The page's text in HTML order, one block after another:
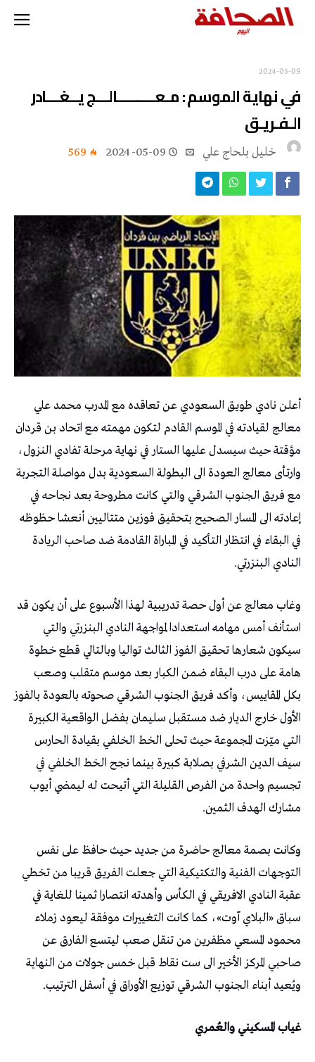
2024-05-09
في نهاية الموسم : مـعـــــــــالـــج يــغـــادر
الـفـريـق
خليل‭ ‬بلحاج‭ ‬علي 2024-05-09
569
أعلن نادي طويق السعودي عن تعاقده مع المدرب محمد علي
معالج لقيادته في الموسم القادم لتكون مهمته مع اتحاد بن قردان
مؤقتة حيث سيسدل عليها الستار في نهاية مرحلة تفادي النزول،
وارتأى معالج العودة الى البطولة السعودية بدل مواصلة التجربة
مع فريق الجنوب الشرقي والتي كانت مطروحة بعد نجاحه في
إعادته الى المسار الصحيح بتحقيق فوزين متتاليين أنعشا حظوظه
في البقاء في انتظار التأكيد في المباراة القادمة ضد صاحب الريادة
النادي البنزرتي.
وغاب معالج عن أول حصة تدريبية لهذا الأسبوع على أن يكون قد
استأنف أمس مهامه استعدادا لمواجهة النادي البنزرتي والتي
سيكون شعارها تحقيق الفوز الثالث تواليا وبالتالي قطع خطوة
هامة على درب البقاء ضمن الكبار بعد موسم متقلب وصعب
بكل المقاييس، وأكد فريق الجنوب الشرقي صحوته بالعودة بالفوز
الأول خارج الديار ضد مستقبل سليمان بفضل الواقعية الكبيرة
التي ميّزت المجموعة حيث تحلى الخط الخلفي بقيادة الحارس
سيف الدين الشرفي بصلابة كبيرة بينما نجح الخط الخلفي في
تجسيم واحدة من الفرص القليلة التي أتيحت له ليمضي أيوب
مشارك الهدف الثمين.
وكانت بصمة معالج حاضرة من جديد حيث حافظ على نفس
التوجهات الفنية والتكتيكية التي جعلت الفريق قريبا من تخطي
عقبة النادي الافريقي في الكأس وأهدته انتصارا ثمينا للغاية في
سباق «البلاي آوت»، كما كانت التغييرات موفقة ليعود زملاء
محمود المسعي مظفرين من تنقل صعب ليتسع الفارق عن
صاحبي المركز الأخير الى ست نقاط قبل خمس جولات من النهاية
ويُعيد أبناء الجنوب الشرقي توزيع الأوراق في أسفل الترتيب.
غياب المسكيني والعُمري